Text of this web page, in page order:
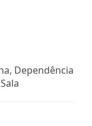
Dependência